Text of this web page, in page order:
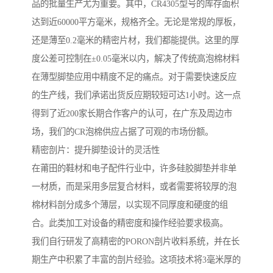
品的批量生产尤为重要。其中，CR4305型号的库存面积
达到近60000平方毫米，规格齐全。无论是常规的厚板，
还是薄至0.2毫米的精密片材，我们都能提供。这里的厚
度公差可控制在±0.05毫米以内，解决了传统高泡棉材料
在薄型脚垫应用中精度不足的痛点。对于需要快速反应
的生产线，我们承诺出货反应期较短可达1小时。这一点
得到了近200家长期合作客户的认可，在广东及周边市
场，我们的CR泡棉供应占据了可观的市场份额。
精密剖片：提升脚垫设计的灵活性
在莆田的鞋材和电子配件行业中，许多硅胶脚垫并非单
一材质，而是采用多层复合材料，或者需要将较厚的泡
棉材料剖分成多个薄层，以实现不同厚度和硬度的组
合。此类加工对设备的精密度和操作经验要求极高。
我们自行研发了高精密的PORON剖片收料系统，并在长
期生产中积累了丰富的剖片经验。这项技术将3毫米厚的